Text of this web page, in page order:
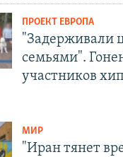
ПРОЕКТ ЕВРОПА
"Задерживали
семьями".
участников
МИР
"Иран тянет